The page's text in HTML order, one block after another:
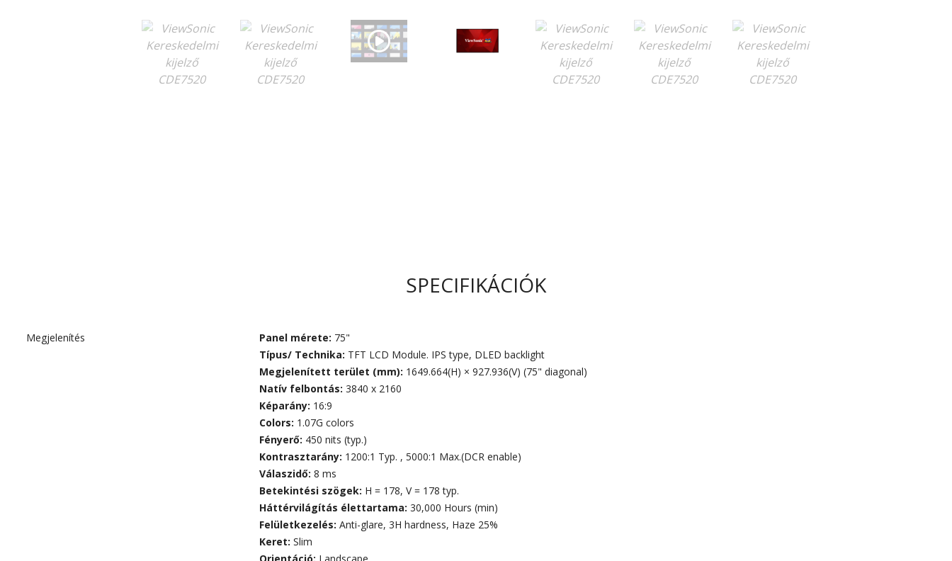
SPECIFIKÁCIÓK
Megjelenítés Panel mérete: 75"
Típus/ Technika: TFT LCD Module. IPS type, DLED backlight
Megjelenített terület (mm): 1649.664(H) × 927.936(V) (75" diagonal)
Natív felbontás: 3840 x 2160
Képarány: 16:9
Colors: 1.07G colors
Fényerő: 450 nits (typ.)
Kontrasztarány: 1200:1 Typ. , 5000:1 Max.(DCR enable)
Válaszidő: 8 ms
Betekintési szögek: H = 178, V = 178 typ.
Háttérvilágítás élettartama: 30,000 Hours (min)
Felületkezelés: Anti-glare, 3H hardness, Haze 25%
Keret: Slim